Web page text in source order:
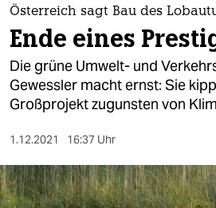
themen
politik
öko
gesellschaft
sport
Österreich sagt Bau des
Ende eines
Die grüne Umwelt- und
Gewessler macht ernst: Sie
Großprojekt zugunsten von
1.12.2021 16:37 Uhr